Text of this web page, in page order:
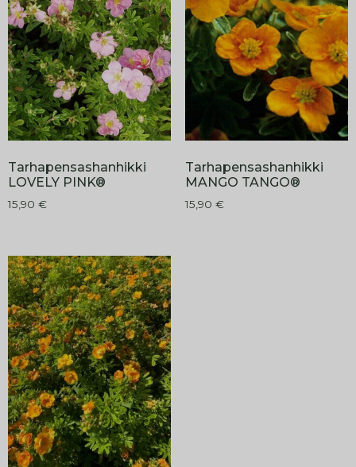
Tarhapensashanhikki
LOVELY PINK®
15,90 €
Tarhapensashanhikki
MANGO TANGO®
15,90 €